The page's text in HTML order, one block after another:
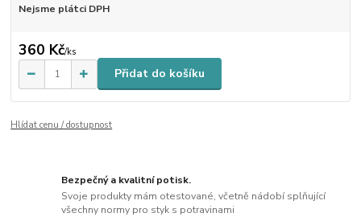
Nejsme plátci DPH
360 Kč/ks
Přidat do košíku
Hlídat cenu / dostupnost
Bezpečný a kvalitní potisk.
Svoje produkty mám otestované, včetně nádobí splňující
všechny normy pro styk s potravinami